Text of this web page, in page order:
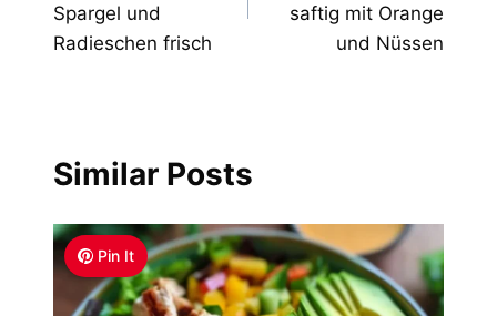
Spargel und
Radieschen frisch
saftig mit Orange
und Nüssen
Similar Posts
Pin It